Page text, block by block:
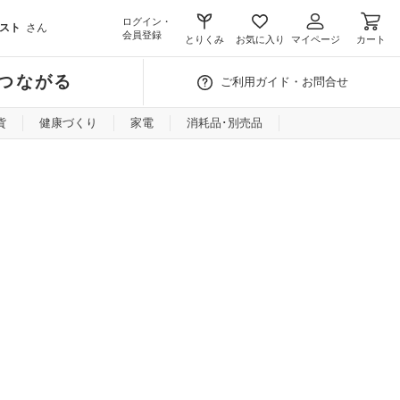
ト さん
ログイン・
会員登録
とりくみ お気に入り マイページ カート
ながる ご利用ガイド・お問合せ
健康づくり 家電 消耗品･別売品